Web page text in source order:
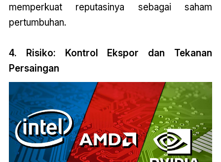
memperkuat reputasinya sebagai saham
pertumbuhan.
4. Risiko: Kontrol Ekspor dan Tekanan
Persaingan